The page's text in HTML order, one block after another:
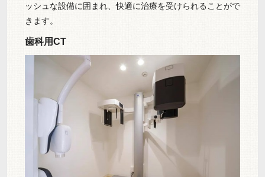
ッシュな設備に囲まれ、快適に治療を受けられることがで
きます。
歯科用CT